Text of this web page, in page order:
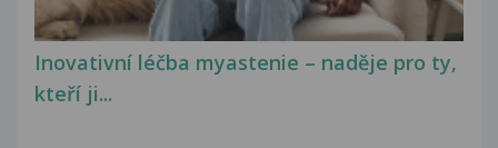
Inovativní léčba myastenie – naděje pro ty,
kteří ji...